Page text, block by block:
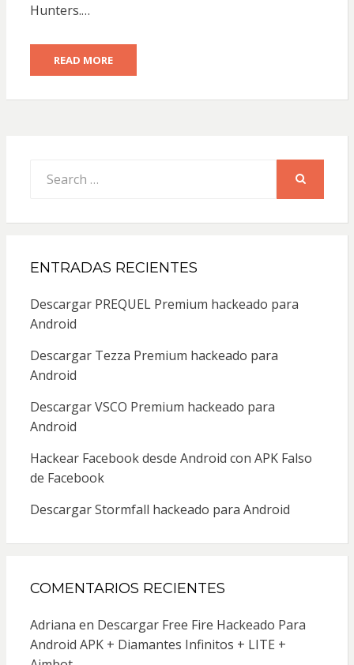
Hunters.…
READ MORE
for:
ENTRADAS RECIENTES
Descargar PREQUEL Premium hackeado para
Android
Descargar Tezza Premium hackeado para
Android
Descargar VSCO Premium hackeado para
Android
Hackear Facebook desde Android con APK Falso
de Facebook
Descargar Stormfall hackeado para Android
COMENTARIOS RECIENTES
Adriana en Descargar Free Fire Hackeado Para
Android APK + Diamantes Infinitos + LITE +